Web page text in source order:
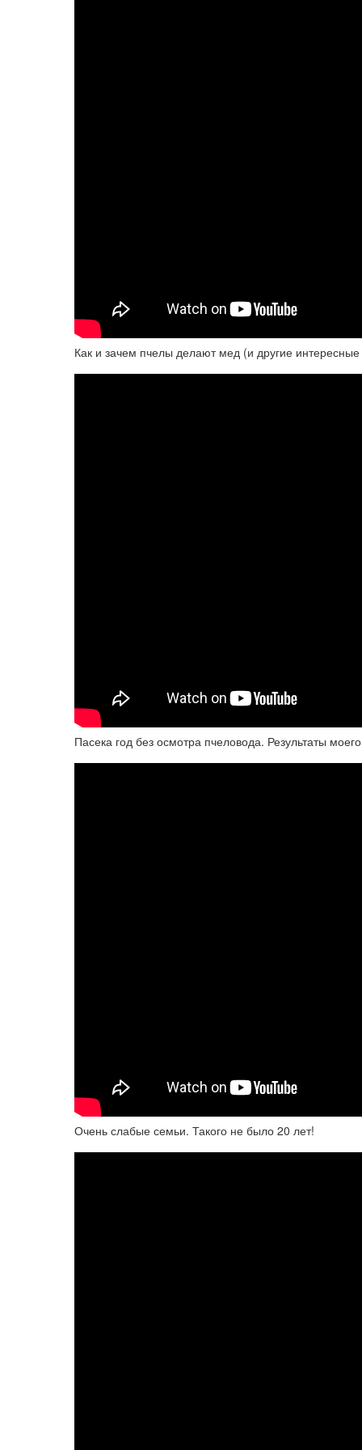
Как и зачем пчелы делают мед (и другие
Пасека год без осмотра пчеловода. Результаты
Очень слабые семьи. Такого не было 20 лет!